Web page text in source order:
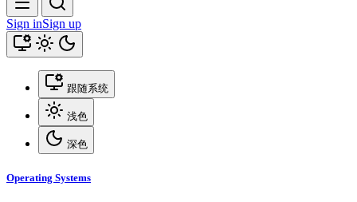
Sign inSign up
跟随系统
浅色
深色
Operating Systems